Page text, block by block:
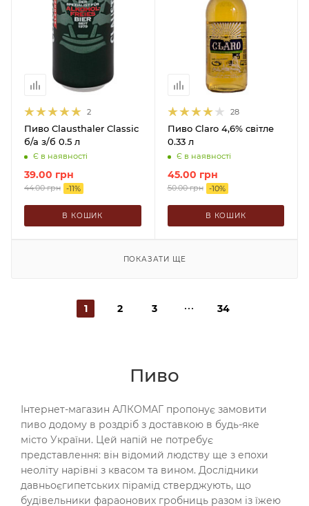
Пиво
Інтернет-магазин АЛКОМАГ пропонує замовити
пиво додому в роздріб з доставкою в будь-яке
місто України. Цей напій не потребує
представлення: він відомий людству ще з епохи
неоліту нарівні з квасом та вином. Дослідники
давньоєгипетських пірамід стверджують, що
будівельники фараонових гробниць разом із їжею
2
Пиво Clausthaler Classic
б/а з/б 0.5 л
Є в наявності
39.00 грн
44.00грн -11%
В КОШИК
28
Пиво Claro 4,6% світле
0.33 л
Є в наявності
45.00 грн
50.00грн -10%
В КОШИК
ПОКАЗАТИ ЩЕ
1 2 3 34